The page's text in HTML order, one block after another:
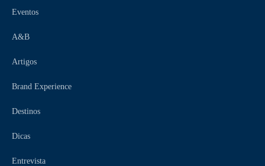
Eventos
A&B
Artigos
Brand Experience
Destinos
Dicas
Entrevista